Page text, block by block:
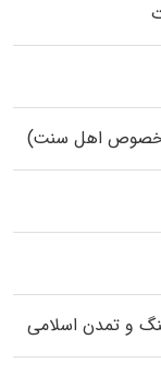
(مخصوص اهل سنت)
و تمدن اسلامی